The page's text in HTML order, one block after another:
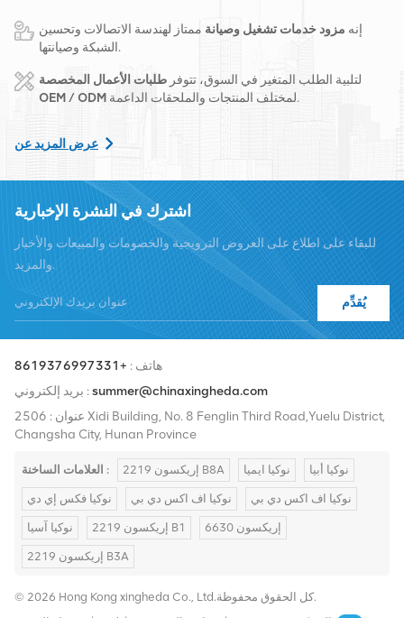
في عام 2016، قمنا بإنشاء مقر مبيعات دولي في مدينة تشانغشا، الصين.
يقع مقرنا في الصين، وننفذ أعمالًا دولية في جنوب شرق آسيا وأوروبا
والولايات المتحدة وأفريقيا وروسيا، ونوفر المحطات الأساسية ونزود
الشاملة مثل النقل وإمدادات الطاقة والوحدات الضوئية، الكابلات
سنقوم بتوسيع حصتنا في السوق الدولية بمنتجات عالية الجودة وخدمات
عالية الجودة وأسعار معقولة والتسليم في الوقت المناسب.
إنه مزود خدمات تشغيل وصيانة ممتاز لهندسة الاتصالات وتحسين
الشبكة وصيانتها.
لتلبية الطلب المتغير في السوق، تتوفر طلبات الأعمال المخصصة
OEM / ODM
لمختلف المنتجات والملحقات الداعمة.
عرض المزيد عن
اشترك في النشرة الإخبارية
للبقاء على اطلاع على العروض الترويجية والخصومات والمبيعات والأخبار
والمزيد.
يُقدِّم
هاتف : +8619376997331
بريد إلكتروني :summer@chinaxingheda.com
عنوان : 2506 Xidi Building, No. 8 Fenglin Third Road,Yuelu District,
Changsha City, Hunan Province
العلامات الساخنة : إريكسون 2219 B8A نوكيا ايميا نوكيا أبيا
نوكيا فكس إي دي نوكيا اف اكس دي بي نوكيا اف اكس دي بي
نوكيا آسيا إريكسون 2219 B1 إريكسون 6630
إريكسون 2219 B3A
© 2026 Hong Kong xingheda Co., Ltd.كل الحقوق محفوظة.